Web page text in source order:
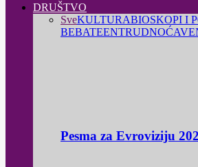
DRUŠTVO
SveKULTURABIOSKOPI I
BEBATEENTRUDNOĆA
Pesma za Evroviziju